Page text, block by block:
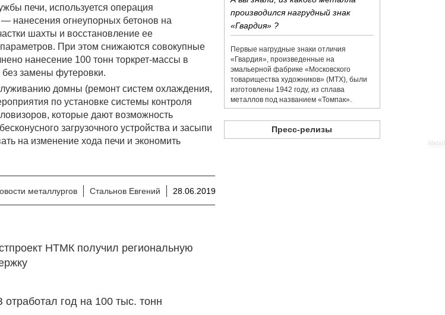
печи, используется операция
— нанесения огнеупорных бетонов на
шахты и восстановление ее
При этом снижаются совокупные
нанесение 100 тонн торкрет-массы в
без замены футеровки.
домны (ремонт систем охлаждения,
по установке системы контроля
которые дают возможность
загрузочного устройства и засыпи
на изменение хода печи и экономить
металлургов Стальнов Евгений 28.06.2019
НТМК получил региональную
год на 100 тыс. тонн
производился нагрудный знак
«Гвардия» ?
Первые нагрудные знаки отличия
«Гвардия», произведенные на
эмальерной фабрике «​Московского
товарищества художников»​ (МТХ), были
изготовлены 1942 году, из сплава
металлов под названием «​Томпак».
Пресс-релизы